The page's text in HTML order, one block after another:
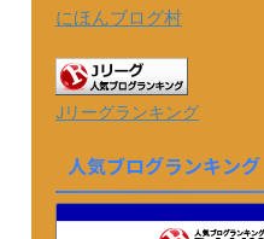
にほんブログ村
Jリーグランキング
人気ブログランキング